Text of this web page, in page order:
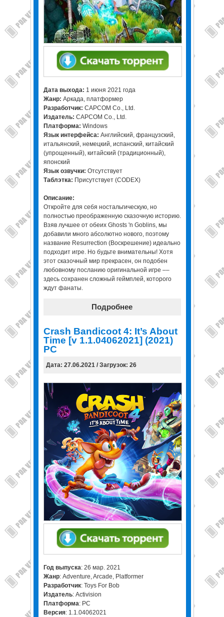
Дата выхода: 1 июня 2021 года
Жанр: Аркада, платформер
Разработчик: CAPCOM Co., Ltd.
Издатель: CAPCOM Co., Ltd.
Платформа: Windows
Язык интерфейса: Английский, французский,
итальянский, немецкий, испанский, китайский
(упрощенный), китайский (традиционный),
японский
Язык озвучки: Отсутствует
Таблэтка: Присутствует (CODEX)
Описание:
Откройте для себя ностальгическую, но
полностью преображенную сказочную историю.
Взяв лучшее от обеих Ghosts 'n Goblins, мы
добавили много абсолютно нового, поэтому
название Resurrection (Воскрешение) идеально
подходит игре. Но будьте внимательны! Хотя
этот сказочный мир прекрасен, он подобен
любовному посланию оригинальной игре ––
здесь сохранен сложный геймплей, которого
ждут фанаты.
Подробнее
Crash Bandicoot 4: It’s About
Time [v 1.1.04062021] (2021)
PC
Дата: 27.06.2021 / Загрузок: 26
Год выпуска: 26 мар. 2021
Жанр: Adventure, Arcade, Platformer
Разработчик: Toys For Bob
Издатель: Activision
Платформа: PC
Версия: 1.1.04062021